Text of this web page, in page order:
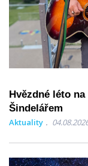
Hvězdné léto
Šindelářem
Aktuality